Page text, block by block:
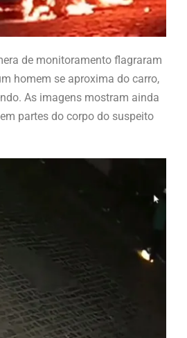
de monitoramento flagraram
homem se aproxima do carro,
As imagens mostram ainda
partes do corpo do suspeito